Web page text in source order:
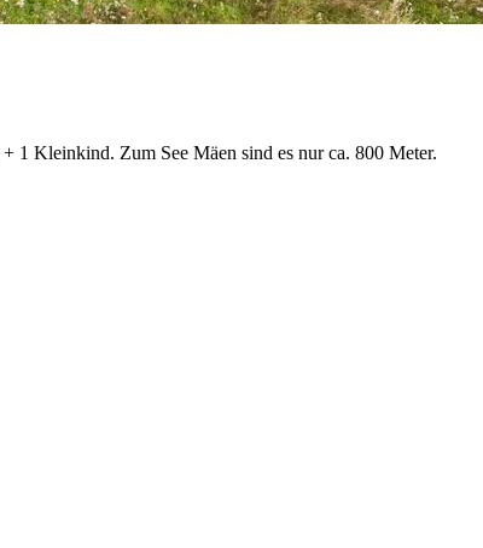
1 Kleinkind. Zum See Mäen sind es nur ca. 800 Meter.